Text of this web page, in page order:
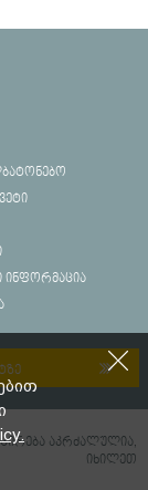
ინფორმაცია
აკრძალულია,
იხილეთ